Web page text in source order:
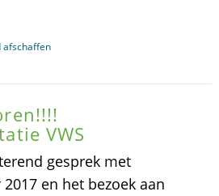
afschaffen
VWS
gesprek met
en het bezoek aan